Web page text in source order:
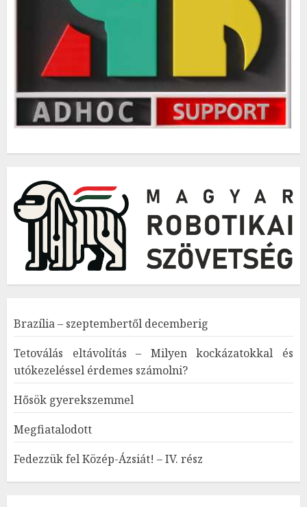
Brazília – szeptembertől decemberig
Tetoválás eltávolítás – Milyen kockázatokkal és
utókezeléssel érdemes számolni?
Hősök gyerekszemmel
Megfiatalodott
Fedezzük fel Közép-Ázsiát! – IV. rész